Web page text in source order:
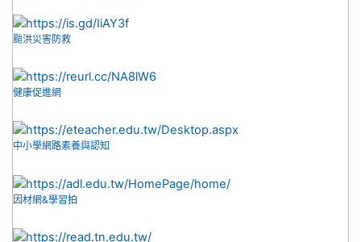
颱洪災害防救
健康促進網
中小學網路素養與認知
因材網&學習拍